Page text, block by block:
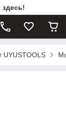
здесь!
UYUSTOOLS